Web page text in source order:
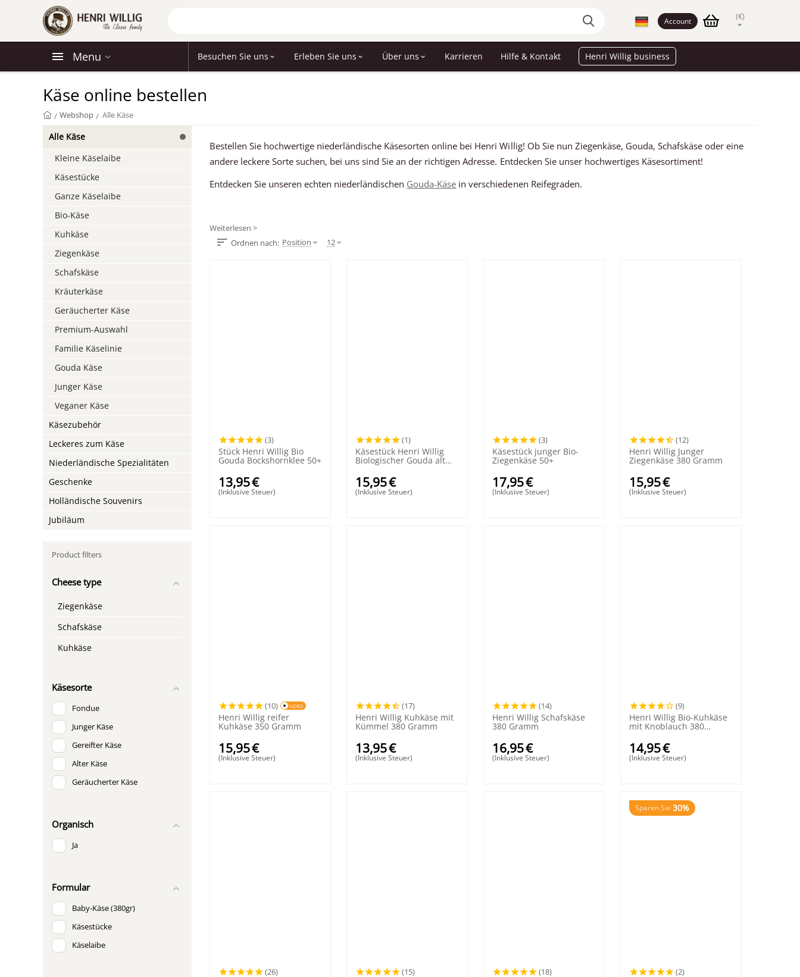
Account (€)
Menu Besuchen Sie uns Erleben Sie uns Über uns Karrieren Hilfe & Kontakt Henri Willig business
Käse online bestellen
/ Webshop / Alle Käse
Bestellen Sie hochwertige niederländische Käsesorten online bei Henri Willig! Ob Sie nun Ziegenkäse, Gouda, Schafskäse oder eine
andere leckere Sorte suchen, bei uns sind Sie an der richtigen Adresse. Entdecken Sie unser hochwertiges Käsesortiment!
Entdecken Sie unseren echten niederländischen Gouda-Käse in verschiedenen Reifegraden.
Weiterlesen >
Ordnen nach: Position 12
(3)
Stück Henri Willig Bio
Gouda Bockshornklee 50+
13,95€
(Inklusive Steuer)
(1)
Käsestück Henri Willig
Biologischer Gouda alt
15,95€
(Inklusive Steuer)
(3)
Käsestück junger Bio-
Ziegenkäse 50+
17,95€
(Inklusive Steuer)
(12)
Henri Willig Junger
Ziegenkäse 380 Gramm
15,95€
(Inklusive Steuer)
VIDEO
(10)
Henri Willig reifer
Kuhkäse 350 Gramm
15,95€
(Inklusive Steuer)
(17)
Henri Willig Kuhkäse mit
Kümmel 380 Gramm
13,95€
(Inklusive Steuer)
(14)
Henri Willig Schafskäse
380 Gramm
16,95€
(Inklusive Steuer)
(9)
Henri Willig Bio-Kuhkäse
mit Knoblauch 380
14,95€
(Inklusive Steuer)
(26) (15) (18)
Sparen Sie 30%
(2)
Alle Käse
Kleine Käselaibe
Käsestücke
Ganze Käselaibe
Bio-Käse
Kuhkäse
Ziegenkäse
Schafskäse
Kräuterkäse
Geräucherter Käse
Premium-Auswahl
Familie Käselinie
Gouda Käse
Junger Käse
Veganer Käse
Käsezubehör
Leckeres zum Käse
Niederländische Spezialitäten
Geschenke
Holländische Souvenirs
Jubiläum
Product filters
Cheese type
Ziegenkäse
Schafskäse
Kuhkäse
Käsesorte
Fondue
Junger Käse
Gereifter Käse
Alter Käse
Geräucherter Käse
Organisch
Ja
Formular
Baby-Käse (380gr)
Käsestücke
Käselaibe